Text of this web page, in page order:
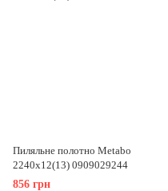
Пиляльне полотно Metabo
2240x12(13) 0909029244
856 грн